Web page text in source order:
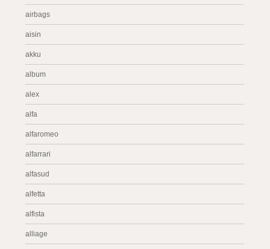
airbags
aisin
akku
album
alex
alfa
alfaromeo
alfarrari
alfasud
alfetta
alfista
alliage